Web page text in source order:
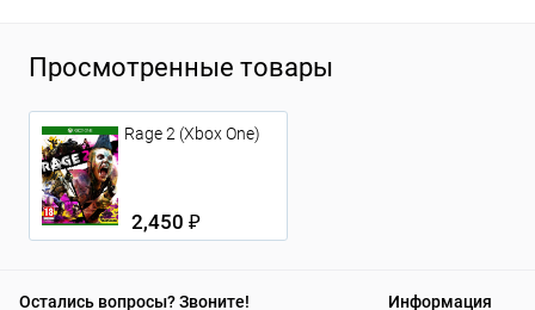
Просмотренные товары
Rage 2 (Xbox One)
2,450 ₽
Остались вопросы? Звоните! Информация